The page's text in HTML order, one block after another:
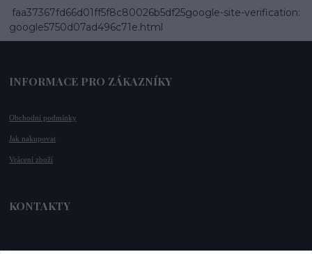
faa37367fd66d01ff5f8c80026b5df25google-site-verification:
google5750d07ad496c71e.html
INFORMACE PRO ZÁKAZNÍKY
Obchodní podmínky
Jak nakupovat
Vrácení zboží
KONTAKTY